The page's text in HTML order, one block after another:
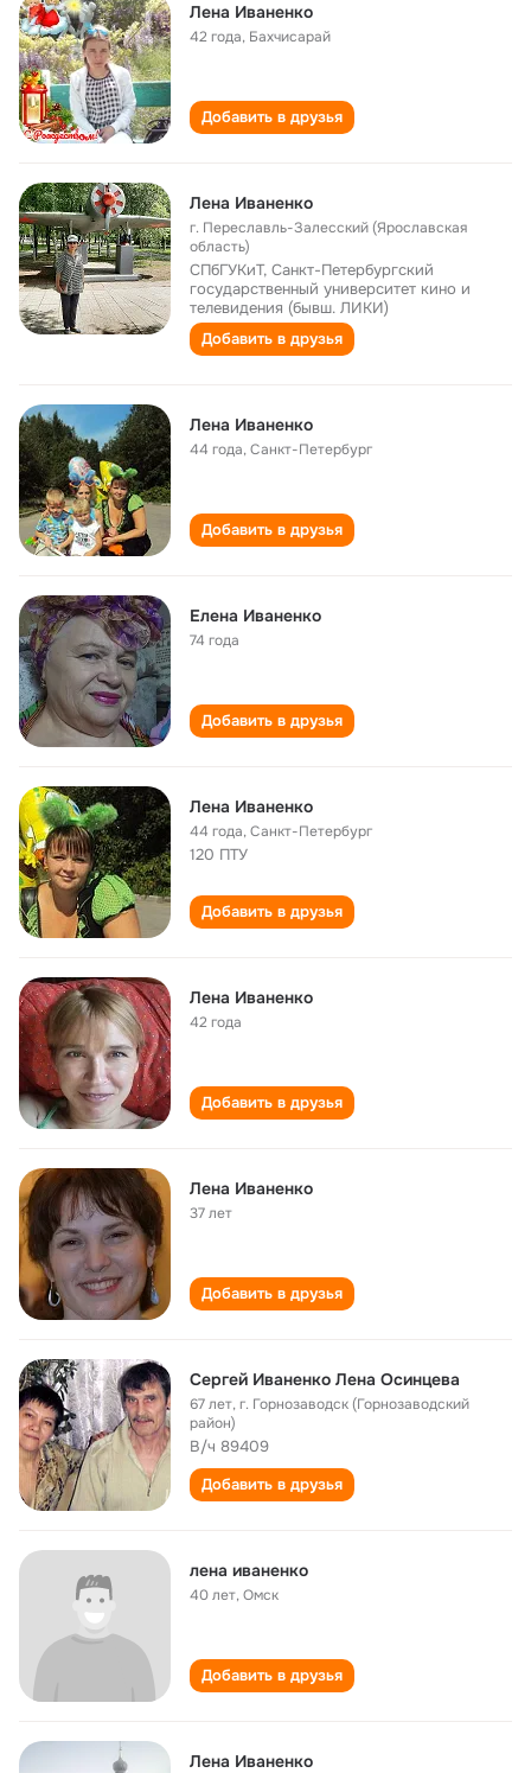
Лена Иваненко
42 года, Бахчисарай
Добавить в друзья
Лена Иваненко
г. Переславль-Залесский (Ярославская
область)
СПбГУКиТ, Санкт-Петербургский
государственный университет кино и
телевидения (бывш. ЛИКИ)
Добавить в друзья
Лена Иваненко
44 года,Санкт-Петербург
Добавить в друзья
Елена Иваненко
74 года
Добавить в друзья
Лена Иваненко
44 года,Санкт-Петербург
120 ПТУ
Добавить в друзья
Лена Иваненко
42 года
Добавить в друзья
Лена Иваненко
37 лет
Добавить в друзья
Сергей Иваненко Лена Осинцева
67 лет,г. Горнозаводск (Горнозаводский
район)
В/ч 89409
Добавить в друзья
лена иваненко
40 лет,Омск
Добавить в друзья
Лена Иваненко